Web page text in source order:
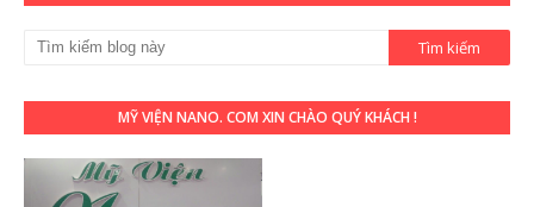
MỸ VIỆN NANO. COM XIN CHÀO QUÝ KHÁCH !